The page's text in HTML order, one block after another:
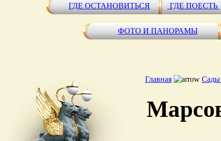
ГДЕ ОСТАНОВИТЬСЯ ГДЕ ПОЕСТЬ
ФОТО И ПАНОРАМЫ
Главная Сады